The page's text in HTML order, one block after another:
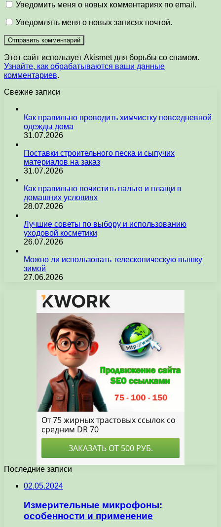
Уведомить меня о новых комментариях по email.
Уведомлять меня о новых записях почтой.
Этот сайт использует Akismet для борьбы со спамом.
Узнайте, как обрабатываются ваши данные
комментариев.
Свежие записи
Как правильно проводить химчистку повседневной
одежды дома
31.07.2026
Поставки строительного песка и сыпучих
материалов на заказ
31.07.2026
Как правильно почистить пальто и плащи в
домашних условиях
28.07.2026
Лучшие советы по выбору и использованию
уходовой косметики
26.07.2026
Можно ли использовать телескопическую вышку
зимой
27.06.2026
Последние записи
02.05.2024
Измерительные микрофоны:
особенности и применение